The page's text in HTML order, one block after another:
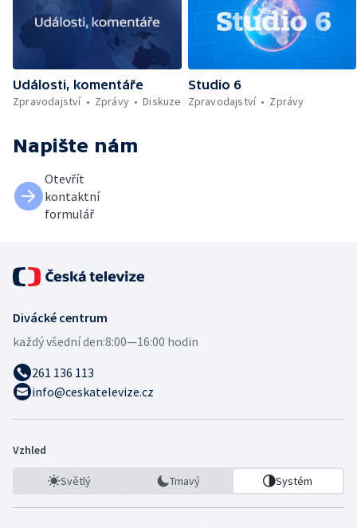
Události, komentáře
Zpravodajství
Zprávy Diskuze
Studio 6
Zpravodajství
Zprávy
Napište nám
Otevřít
kontaktní
formulář
Divácké centrum
každý všední den:8:00—16:00 hodin
261 136 113
info@ceskatelevize.cz
Vzhled
Světlý Tmavý Systém